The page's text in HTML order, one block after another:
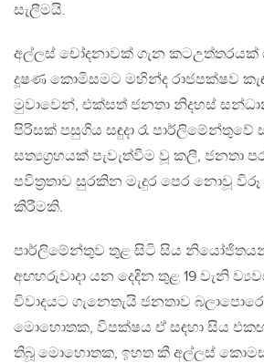
සැලීමයි.
අල්ලස් චෝදනාවක් ගැන කටඋත්තරයක්
දූෂණ කොමිසමට මහින්ද රාජපක්ෂව
මුවාවෙන්, එක්සත් ජනතා නිදහස්
පිරිසක් පසුගිය සඳුදා රෑ
සත්‍යග‍්‍රහයක් පැවැත්වීම වූ කලී, ජනතා
පවිත‍්‍රතාව සුරකින මැදුර පෙර නොවූ
කිරීමකි.
පාර්ලිමේන්තුව තුළ සිටි සිය නියෝජිතයන්
අඟහරුවාදා යන දෙදින තුළ 19 වැනි
විවාදයට ගැනෙතැයි ජනතාව
මොහොතක, විපක්ෂය ඒ සඳහා සිය
තිබූ මොහොතක, ඉහත කී අල්ලස්